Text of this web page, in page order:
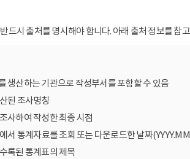
드시 출처를 명시해야 합니다. 아래 출처 정보를 참
생산하는 기관으로 작성부서를 포함할 수 있음
된 조사명칭
사하여 작성한 최종 시점
서 통계자료를 조회 또는 다운로드한 날짜
록된 통계표의 제목